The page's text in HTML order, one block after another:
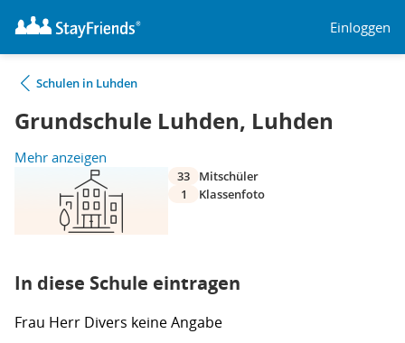
Einloggen
Schulen in Luhden
Grundschule Luhden, Luhden
Mehr anzeigen
33
Mitschüler
1
Klassenfoto
In diese Schule eintragen
Frau Herr Divers keine Angabe